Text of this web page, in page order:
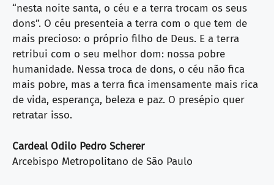
“nesta noite santa, o céu e a terra trocam os seus
dons”. O céu presenteia a terra com o que tem de
mais precioso: o próprio filho de Deus. E a terra
retribui com o seu melhor dom: nossa pobre
humanidade. Nessa troca de dons, o céu não fica
mais pobre, mas a terra fica imensamente mais rica
de vida, esperança, beleza e paz. O presépio quer
retratar isso.
Cardeal Odilo Pedro Scherer
Arcebispo Metropolitano de São Paulo